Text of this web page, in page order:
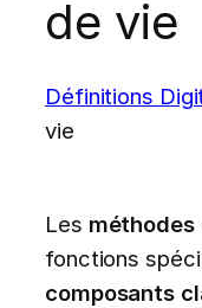
de vie
Définitions
vie
Les méthodes
fonctions
composants